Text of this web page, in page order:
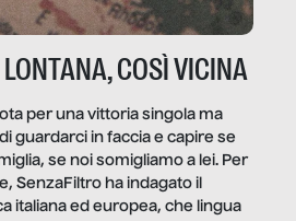
COSÌ VICINA
per una vittoria singola ma
guardarci in faccia e capire se
se noi somigliamo a lei. Per
SenzaFiltro ha indagato il
italiana ed europea, che lingua